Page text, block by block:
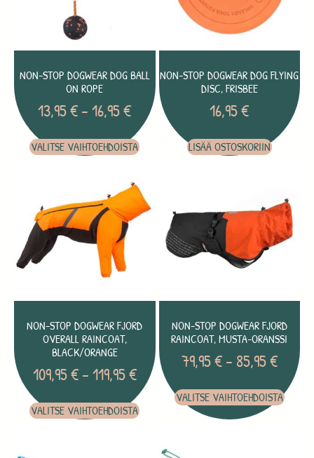
NON-STOP DOGWEAR DOG BALL
ON ROPE
13,95€– 16,95€
VALITSE VAIHTOEHDOISTA
NON-STOP DOGWEAR DOG FLYING
DISC, FRISBEE
16,95€
LISÄÄ OSTOSKORIIN
NON-STOP DOGWEAR FJORD
OVERALL RAINCOAT,
BLACK/ORANGE
109,95€ –119,95€
VALITSE VAIHTOEHDOISTA
NON-STOP DOGWEAR FJORD
RAINCOAT, MUSTA-ORANSSI
79,95€ – 85,95€
VALITSE VAIHTOEHDOISTA